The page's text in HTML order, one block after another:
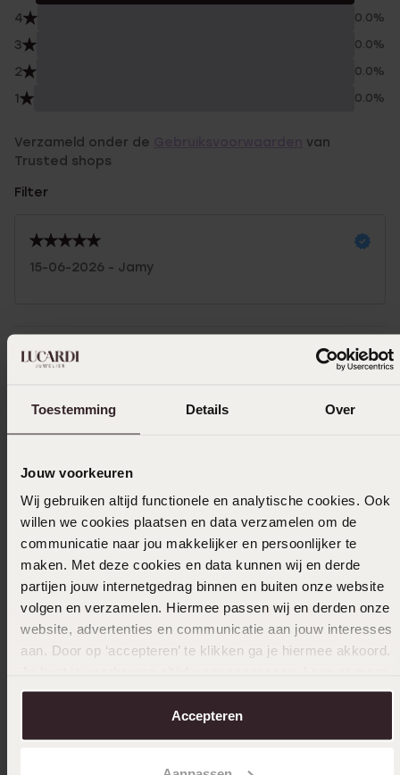
Toestemming Details Over
Jouw voorkeuren
Wij gebruiken altijd functionele en analytische cookies. Ook
willen we cookies plaatsen en data verzamelen om de
communicatie naar jou makkelijker en persoonlijker te
maken. Met deze cookies en data kunnen wij en derde
partijen jouw internetgedrag binnen en buiten onze website
volgen en verzamelen. Hiermee passen wij en derden onze
website, advertenties en communicatie aan jouw interesses
aan. Door op ‘accepteren’ te klikken ga je hiermee akkoord.
over in onscookiebeleid.
Accepteren
4 0.0%
3 0.0%
2 0.0%
1 0.0%
Verzameld onder de
van
Trusted shops
Filter
15-06-2026 - Jamy
Ook leuk voor jou